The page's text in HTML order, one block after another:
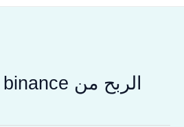
الربح من binance